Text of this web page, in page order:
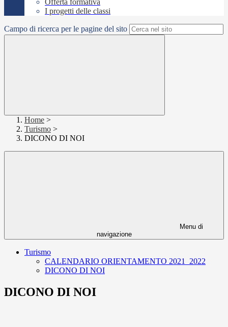
Offerta formativa
I progetti delle classi
Campo di ricerca per le pagine del sito
Home >
Turismo >
DICONO DI NOI
Menu di
navigazione
Turismo
CALENDARIO ORIENTAMENTO 2021_2022
DICONO DI NOI
DICONO DI NOI